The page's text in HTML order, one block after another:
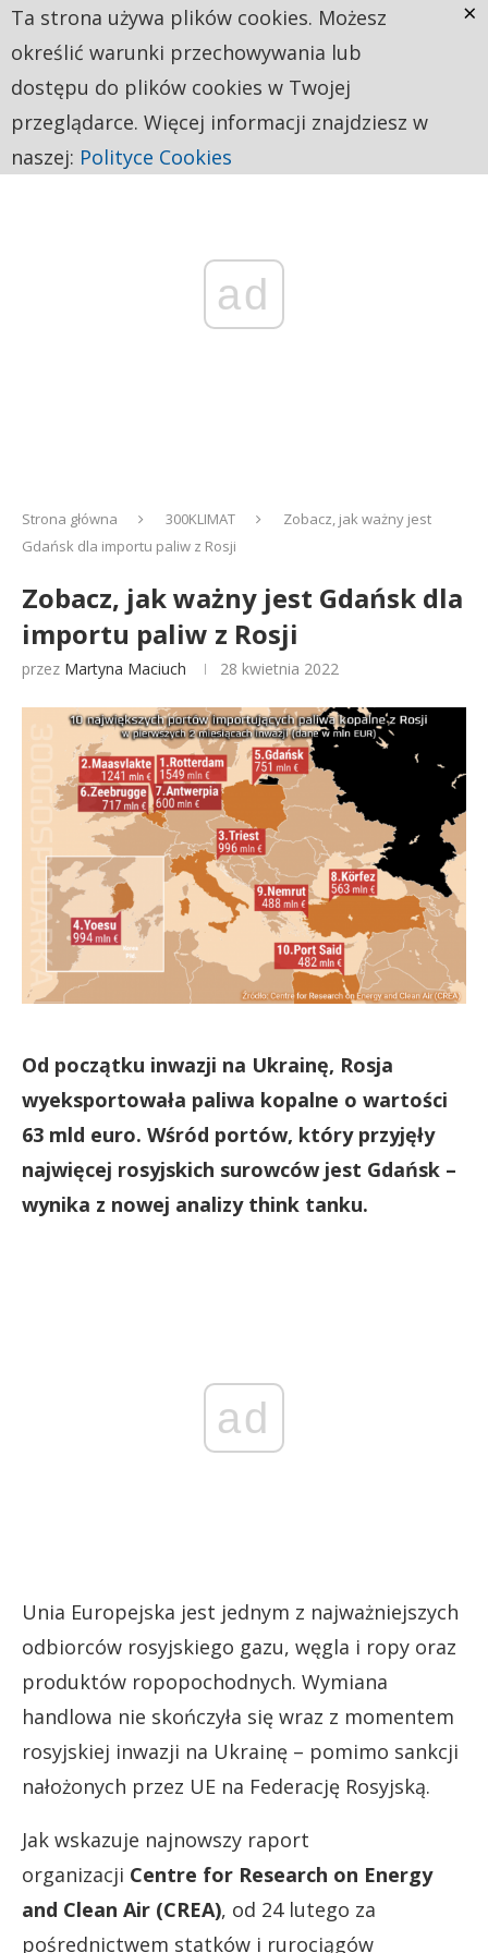
ad
Strona główna 300KLIMAT
Zobacz, jak ważny jest
Gdańsk dla importu paliw z Rosji
Zobacz, jak ważny jest Gdańsk dla
importu paliw z Rosji
przez Martyna Maciuch 28 kwietnia 2022
Od początku inwazji na Ukrainę, Rosja
wyeksportowała paliwa kopalne o wartości
63 mld euro. Wśród portów, który przyjęły
najwięcej rosyjskich surowców jest Gdańsk –
wynika z nowej analizy think tanku.
ad
Unia Europejska jest jednym z najważniejszych
odbiorców rosyjskiego gazu, węgla i ropy oraz
produktów ropopochodnych. Wymiana
handlowa nie skończyła się wraz z momentem
rosyjskiej inwazji na Ukrainę – pomimo sankcji
nałożonych przez UE na Federację Rosyjską.
Jak wskazuje najnowszy raport
organizacji Centre for Research on Energy
and Clean Air (CREA), od 24 lutego za
pośrednictwem statków i rurociągów
Ta strona używa plików cookies. Możesz
określić warunki przechowywania lub
dostępu do plików cookies w Twojej
przeglądarce. Więcej informacji znajdziesz w
naszej: Polityce Cookies
×